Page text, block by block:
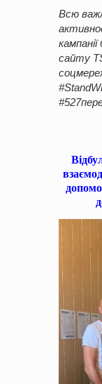
Всю
сайту